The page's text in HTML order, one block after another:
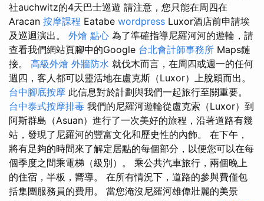
社auchwitz的4天巴士巡遊 請注意，您只能在周四在
Aracan 按摩課程 Eatabe wordpress Luxor酒店前申請埃
及巡迴演出。 外燴 點心 為了準確指導尼羅河河的遊輪，請
查看我們網站頁腳中的Google 台北會計師事務所 Maps鏈
接。 高級外燴 外牆防水 就伐木而言，在周四或週一的任何
週四，客人都可以靈活地在盧克斯（Luxor）上脫穎而出。
台中腳底按摩 此信息對於計劃與我們一起旅行至關重要。
台中泰式按摩排毒 我們的尼羅河遊輪從盧克索（Luxor）到
阿斯群島（Asuan）進行了一次美好的旅程，沿著道路有幾
站，發現了尼羅河的豐富文化和歷史性的內飾。 在下午，
將有足夠的時間來了解定居點的每個部分，以便您可以在每
個季度之間乘電梯（級別）。 乘公共汽車旅行，兩個晚上
的住宿，半板，嚮導。 在所有情況下，道路的參與費僅包
括集團服務員的費用。 當您淹沒尼羅河雄偉壯麗的美景